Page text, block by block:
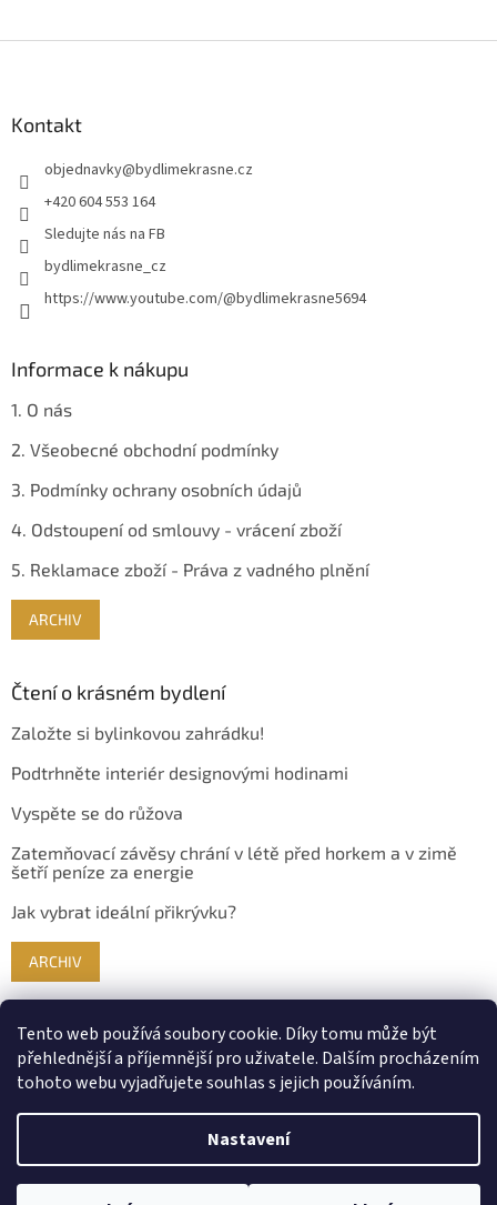
Tento web používá soubory cookie. Díky tomu může být
přehlednější a příjemnější pro uživatele. Dalším procházením
tohoto webu vyjadřujete souhlas s jejich používáním.
Nastavení
Kontakt
objednavky@bydlimekrasne.cz
+420 604 553 164
Sledujte nás na FB
bydlimekrasne_cz
https://www.youtube.com/@bydlimekrasne5694
Informace k nákupu
1. O nás
2. Všeobecné obchodní podmínky
3. Podmínky ochrany osobních údajů
4. Odstoupení od smlouvy - vrácení zboží
5. Reklamace zboží - Práva z vadného plnění
ARCHIV
Čtení o krásném bydlení
Založte si bylinkovou zahrádku!
Podtrhněte interiér designovými hodinami
Vyspěte se do růžova
Zatemňovací závěsy chrání v létě před horkem a v zimě
šetří peníze za energie
Jak vybrat ideální přikrývku?
ARCHIV
Vytvořil Shoptet